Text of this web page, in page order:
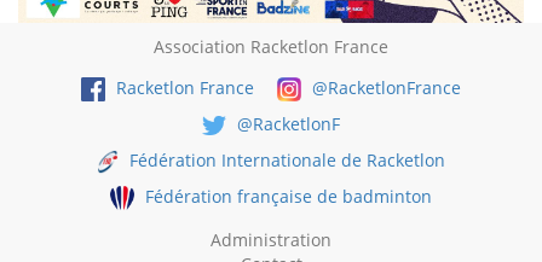
Association Racketlon France
Racketlon France
@RacketlonFrance
@RacketlonF
Fédération Internationale de Racketlon
Fédération française de badminton
Administration